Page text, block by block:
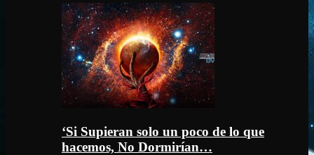
‘Si Supieran solo un poco de lo que
hacemos, No Dormirían…